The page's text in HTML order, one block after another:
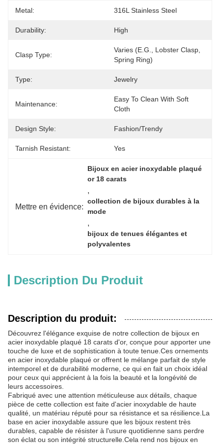
Metal: 316L Stainless Steel
Durability: High
Clasp Type:
Varies (e.g., Lobster Clasp,
Spring Ring)
Type: Jewelry
Maintenance:
Easy To Clean With Soft
Cloth
Design Style: Fashion/Trendy
Tarnish Resistant: Yes
Mettre en évidence:
Bijoux en acier inoxydable plaqué
or 18 carats
,
collection de bijoux durables à la
mode
,
bijoux de tenues élégantes et
polyvalentes
Description Du Produit
Description du produit:
Découvrez l'élégance exquise de notre collection de bijoux en
acier inoxydable plaqué 18 carats d'or, conçue pour apporter une
touche de luxe et de sophistication à toute tenue.Ces ornements
en acier inoxydable plaqué or offrent le mélange parfait de style
intemporel et de durabilité moderne, ce qui en fait un choix idéal
pour ceux qui apprécient à la fois la beauté et la longévité de
leurs accessoires.
Fabriqué avec une attention méticuleuse aux détails, chaque
pièce de cette collection est faite d'acier inoxydable de haute
qualité, un matériau réputé pour sa résistance et sa résilience.La
base en acier inoxydable assure que les bijoux restent très
durables, capable de résister à l'usure quotidienne sans perdre
son éclat ou son intégrité structurelle.Cela rend nos bijoux en